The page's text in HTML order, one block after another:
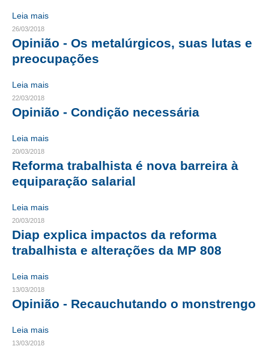
COMPOSIÇÃO
CONSELHOS ASSESSORES
NÚCLEO DA MULHER ENGENHEIRA
JURÍDICO
CONSULTORIA
CONTRIBUIÇÕES
CONTRIBUIÇÃO ASSISTENCIAL
FGTS EXPURGOS
Leia mais
26/03/2018
Opinião - Os metalúrgicos, suas lutas e
preocupações
Leia mais
22/03/2018
Opinião - Condição necessária
Leia mais
20/03/2018
Reforma trabalhista é nova barreira à
equiparação salarial
Leia mais
20/03/2018
Diap explica impactos da reforma
trabalhista e alterações da MP 808
Leia mais
13/03/2018
Opinião - Recauchutando o monstrengo
Leia mais
13/03/2018